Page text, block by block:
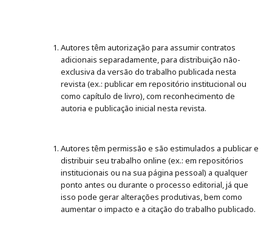
Autores têm autorização para assumir contratos
adicionais separadamente, para distribuição não-
exclusiva da versão do trabalho publicada nesta
revista (ex.: publicar em repositório institucional ou
como capítulo de livro), com reconhecimento de
autoria e publicação inicial nesta revista.
Autores têm permissão e são estimulados a publicar e
distribuir seu trabalho online (ex.: em repositórios
institucionais ou na sua página pessoal) a qualquer
ponto antes ou durante o processo editorial, já que
isso pode gerar alterações produtivas, bem como
aumentar o impacto e a citação do trabalho publicado.